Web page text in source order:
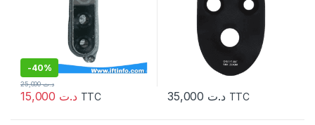
-40%
د.ت
د.ت25,000
TTC د.ت TTC